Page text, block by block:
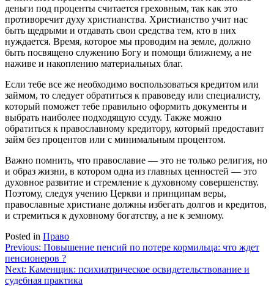
деньги под проценты считается греховным, так как это
противоречит духу христианства. Христианство учит нас
быть щедрыми и отдавать свои средства тем, кто в них
нуждается. Время, которое мы проводим на земле, должно
быть посвящено служению Богу и помощи ближнему, а не
наживе и накоплению материальных благ.
Если тебе все же необходимо воспользоваться кредитом или
займом, то следует обратиться к правоведу или специалисту,
который поможет тебе правильно оформить документы и
выбрать наиболее подходящую ссуду. Также можно
обратиться к православному кредитору, который предоставит
займ без процентов или с минимальным процентом.
Важно помнить, что православие — это не только религия, но
и образ жизни, в котором одна из главных ценностей — это
духовное развитие и стремление к духовному совершенству.
Поэтому, следуя учению Церкви и принципам веры,
православные христиане должны избегать долгов и кредитов,
и стремиться к духовному богатству, а не к земному.
Posted in Право
Навигация
по
записям
Previous: Повышение пенсий по потере кормильца: что ждет
пенсионеров ?
Next: Каменщик: психиатрическое освидетельствование и
судебная практика